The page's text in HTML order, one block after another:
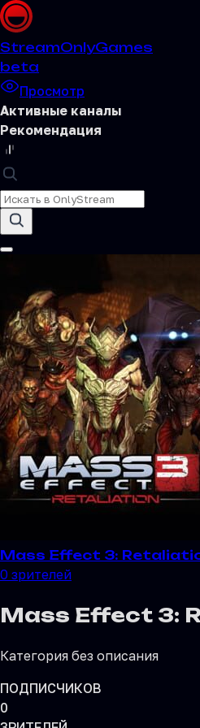
StreamOnlyGames
beta
Просмотр
Активные каналы
Рекомендация
Mass Effect 3:
0 зрителей
Mass Effect 3:
Категория без описания
ПОДПИСЧИКОВ
0